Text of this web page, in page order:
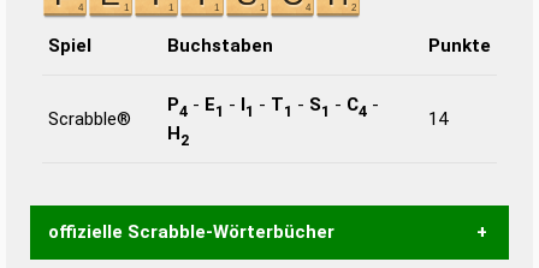
Spiel Buchstaben Punkte
Scrabble®
P4 - E1 - I1 - T1 - S1 - C4 -
H2
14
offizielle Scrabble-Wörterbücher